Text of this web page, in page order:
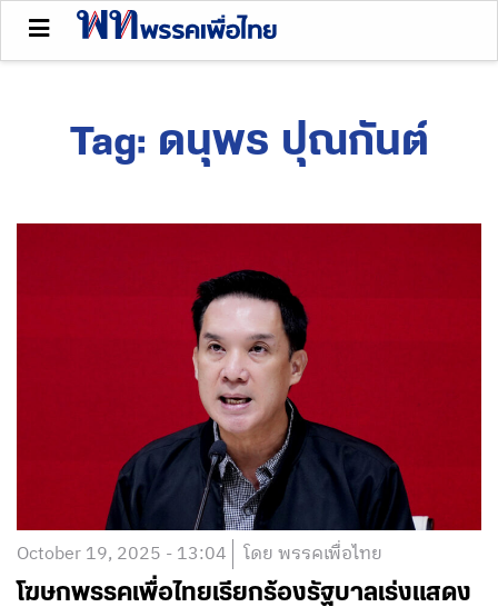
Tag: ดนุพร ปุณกันต์
October 19, 2025 - 13:04 โดย พรรคเพื่อไทย
โฆษกพรรคเพื่อไทยเรียกร้องรัฐบาลเร่งแสดง